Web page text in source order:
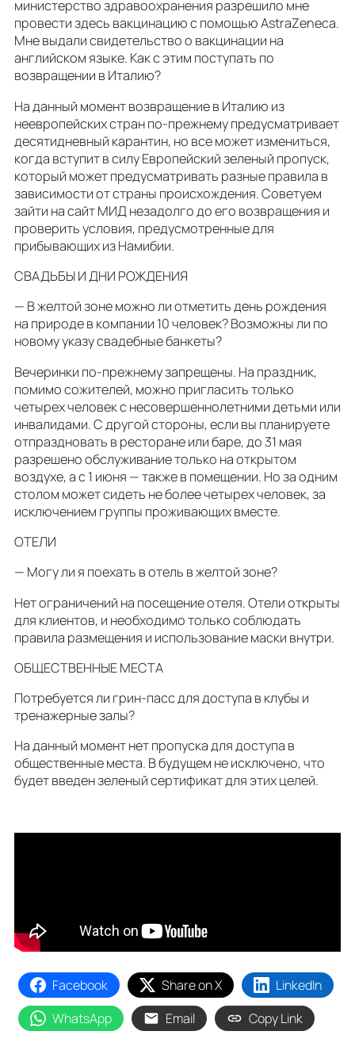
министерство здравоохранения разрешило мне
провести здесь вакцинацию с помощью AstraZeneca.
Мне выдали свидетельство о вакцинации на
английском языке. Как с этим поступать по
возвращении в Италию?
На данный момент возвращение в Италию из
неевропейских стран по-прежнему предусматривает
десятидневный карантин, но все может измениться,
когда вступит в силу Европейский зеленый пропуск,
который может предусматривать разные правила в
зависимости от страны происхождения. Советуем
зайти на сайт МИД незадолго до его возвращения и
проверить условия, предусмотренные для
прибывающих из Намибии.
СВАДЬБЫ И ДНИ РОЖДЕНИЯ
— В желтой зоне можно ли отметить день рождения
на природе в компании 10 человек? Возможны ли по
новому указу свадебные банкеты?
Вечеринки по-прежнему запрещены. На праздник,
помимо сожителей, можно пригласить только
четырех человек с несовершеннолетними детьми или
инвалидами. С другой стороны, если вы планируете
отпраздновать в ресторане или баре, до 31 мая
разрешено обслуживание только на открытом
воздухе, а с 1 июня — также в помещении. Но за одним
столом может сидеть не более четырех человек, за
исключением группы проживающих вместе.
ОТЕЛИ
— Могу ли я поехать в отель в желтой зоне?
Нет ограничений на посещение отеля. Отели открыты
для клиентов, и необходимо только соблюдать
правила размещения и использование маски внутри.
ОБЩЕСТВЕННЫЕ МЕСТА
Потребуется ли грин-пасс для доступа в клубы и
тренажерные залы?
На данный момент нет пропуска для доступа в
общественные места. В будущем не исключено, что
будет введен зеленый сертификат для этих целей.
Facebook Share on X
LinkedIn
WhatsApp
Email Copy Link